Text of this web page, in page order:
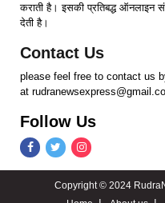
कराती है। इसकी प्रतिबद्ध ऑनलाइन
देती है।
Contact Us
please feel free to contact us
at
Follow Us
Copyright © 2024